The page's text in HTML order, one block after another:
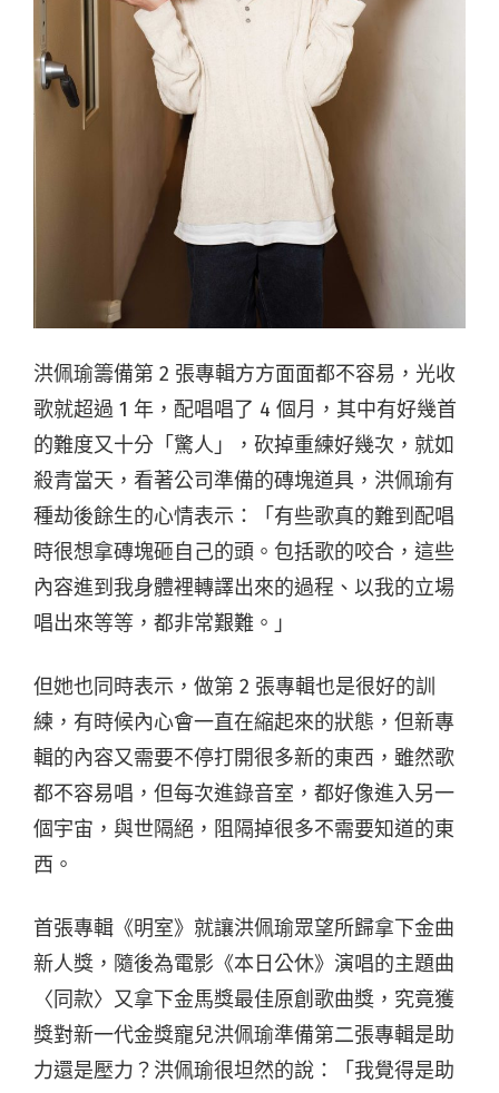
洪佩瑜籌備第 2 張專輯方方面面都不容易，光收
歌就超過 1 年，配唱唱了 4 個月，其中有好幾首
的難度又十分「驚人」，砍掉重練好幾次，就如
殺青當天，看著公司準備的磚塊道具，洪佩瑜有
種劫後餘生的心情表示：「有些歌真的難到配唱
時很想拿磚塊砸自己的頭。包括歌的咬合，這些
內容進到我身體裡轉譯出來的過程、以我的立場
唱出來等等，都非常艱難。」
但她也同時表示，做第 2 張專輯也是很好的訓
練，有時候內心會一直在縮起來的狀態，但新專
輯的內容又需要不停打開很多新的東西，雖然歌
都不容易唱，但每次進錄音室，都好像進入另一
個宇宙，與世隔絕，阻隔掉很多不需要知道的東
西。
首張專輯《明室》就讓洪佩瑜眾望所歸拿下金曲
新人獎，隨後為電影《本日公休》演唱的主題曲
〈同款〉又拿下金馬獎最佳原創歌曲獎，究竟獲
獎對新一代金獎寵兒洪佩瑜準備第二張專輯是助
力還是壓力？洪佩瑜很坦然的說：「我覺得是助